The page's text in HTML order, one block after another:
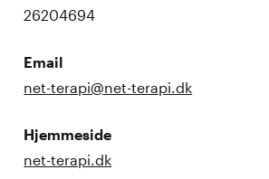
26204694
Email
net-terapi@net-terapi.dk
Hjemmeside
net-terapi.dk